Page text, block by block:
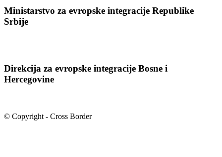
Ministarstvo za evropske integracije Republike
Srbije
Direkcija za evropske integracije Bosne i
Hercegovine
© Copyright - Cross Border